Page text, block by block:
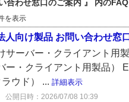
い合わせ窓口のご案内 』 内のFAQ
を表示
人向け製品 お問い合わせ窓
サーバー・クライアント用
ー・クライアント用製品）
ウド） ... 詳細表示
公開日時：2026/07/08 10:39